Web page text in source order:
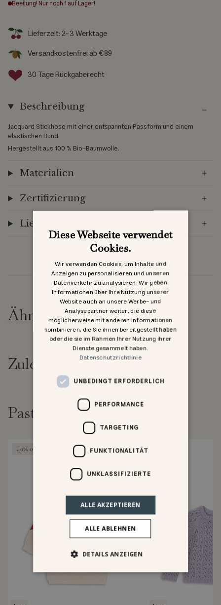
Beeilung! Nur noch1auf Lager!
Lieferzeit: 2-3 Werktage
Versandkostenfrei ab €89
30 Tage Rückgaberecht
Beschreibung
Jacquard Stickhose mit einer entspannten Passform und einem
elastischen Bund.
Hergestellt aus 100 % Bio-Baumwolle.
Materialien
Zertifizierung
Lieferung
Ähnliche Produkte
Zuletzt angesehen
Past goed bij
40% off
Diese Webseite verwendet
Cookies.
Wir verwenden Cookies, um Inhalte und
Anzeigen zu personalisieren und unseren
Datenverkehr zu analysieren. Wir geben
Informationen über Ihre Nutzung unserer
Website auch an unsere Werbe- und
Analysepartner weiter, die diese
möglicherweise mit anderen Informationen
kombinieren, die Sie ihnen bereitgestellt haben
oder die sie im Rahmen Ihrer Nutzung ihrer
Dienste gesammelt haben.
Datenschutzrichtlinie
UNBEDINGT ERFORDERLICH
PERFORMANCE
TARGETING
FUNKTIONALITÄT
UNKLASSIFIZIERTE
ALLE AKZEPTIEREN
ALLE ABLEHNEN
DETAILS ANZEIGEN